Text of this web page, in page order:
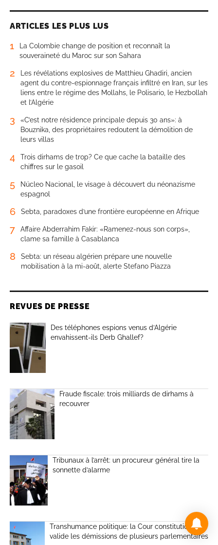
ARTICLES LES PLUS LUS
1
La Colombie change de position et reconnaît la
souveraineté du Maroc sur son Sahara
2
Les révélations explosives de Matthieu Ghadiri, ancien
agent du contre-espionnage français infiltré en Iran, sur les
liens entre le régime des Mollahs, le Polisario, le Hezbollah
et l’Algérie
3
«C’est notre résidence principale depuis 30 ans»: à
Bouznika, des propriétaires redoutent la démolition de
leurs villas
4
Trois dirhams de trop? Ce que cache la bataille des
chiffres sur le gasoil
5
Núcleo Nacional, le visage à découvert du néonazisme
espagnol
6 Sebta, paradoxes d’une frontière européenne en Afrique
7
Affaire Abderrahim Fakir: «Ramenez-nous son corps»,
clame sa famille à Casablanca
8
Sebta: un réseau algérien prépare une nouvelle
mobilisation à la mi-août, alerte Stefano Piazza
REVUES DE PRESSE
Des téléphones espions venus d’Algérie
envahissent-ils Derb Ghallef?
Fraude fiscale: trois milliards de dirhams à
recouvrer
Tribunaux à l’arrêt: un procureur général tire la
sonnette d’alarme
Transhumance politique: la Cour constitutionnelle
valide les démissions de plusieurs parlementaires